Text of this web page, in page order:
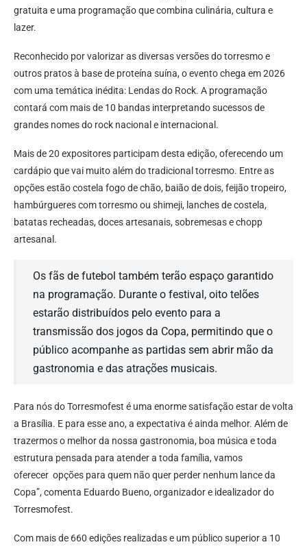
gratuita e uma programação que combina culinária, cultura e
lazer.
Reconhecido por valorizar as diversas versões do torresmo e
outros pratos à base de proteína suína, o evento chega em 2026
com uma temática inédita: Lendas do Rock. A programação
contará com mais de 10 bandas interpretando sucessos de
grandes nomes do rock nacional e internacional.
Mais de 20 expositores participam desta edição, oferecendo um
cardápio que vai muito além do tradicional torresmo. Entre as
opções estão costela fogo de chão, baião de dois, feijão tropeiro,
hambúrgueres com torresmo ou shimeji, lanches de costela,
batatas recheadas, doces artesanais, sobremesas e chopp
artesanal.
Os fãs de futebol também terão espaço garantido
na programação. Durante o festival, oito telões
estarão distribuídos pelo evento para a
transmissão dos jogos da Copa, permitindo que o
público acompanhe as partidas sem abrir mão da
gastronomia e das atrações musicais.
Para nós do Torresmofest é uma enorme satisfação estar de volta
a Brasília. E para esse ano, a expectativa é ainda melhor. Além de
trazermos o melhor da nossa gastronomia, boa música e toda
estrutura pensada para atender a toda família, vamos
oferecer opções para quem não quer perder nenhum lance da
Copa”, comenta Eduardo Bueno, organizador e idealizador do
Torresmofest.
Com mais de 660 edições realizadas e um público superior a 10